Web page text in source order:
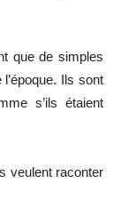
que de simples
Ils sont
s’ils étaient
veulent raconter